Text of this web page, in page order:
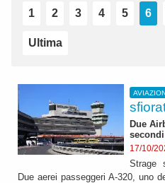
1 2 3 4 5 6
Ultima
Due
secondi
17/10/
Strage
Due aerei passeggeri A-320, uno